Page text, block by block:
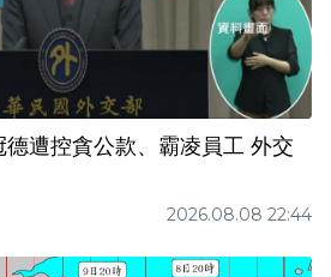
遭控貪公款、霸凌員工 外交
2026.08.08 22:44